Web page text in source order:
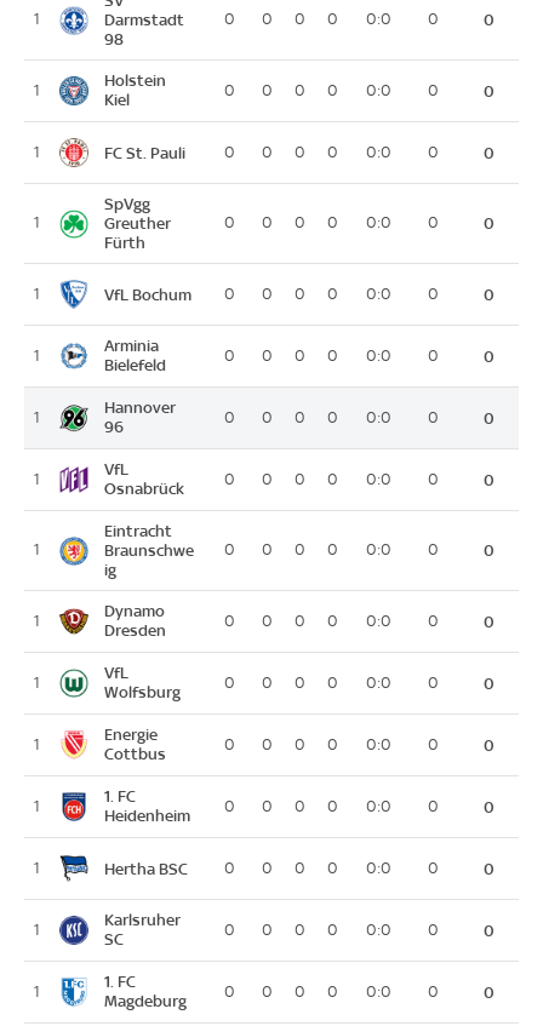
1
Darmstadt
98
0 0 0 0 0:0 0 0
1
Holstein
Kiel
0 0 0 0 0:0 0 0
1 FC St. Pauli 0 0 0 0 0:0 0 0
1
SpVgg
Greuther
Fürth
0 0 0 0 0:0 0 0
1 VfL Bochum 0 0 0 0 0:0 0 0
1
Arminia
Bielefeld
0 0 0 0 0:0 0 0
1
Hannover
96
0 0 0 0 0:0 0 0
1
VfL
Osnabrück
0 0 0 0 0:0 0 0
1
Eintracht
Braunschwe
ig
0 0 0 0 0:0 0 0
1
Dynamo
Dresden
0 0 0 0 0:0 0 0
1
VfL
Wolfsburg
0 0 0 0 0:0 0 0
1
Energie
Cottbus
0 0 0 0 0:0 0 0
1
1. FC
Heidenheim
0 0 0 0 0:0 0 0
1 Hertha BSC 0 0 0 0 0:0 0 0
1
Karlsruher
SC
0 0 0 0 0:0 0 0
1
1. FC
Magdeburg
0 0 0 0 0:0 0 0